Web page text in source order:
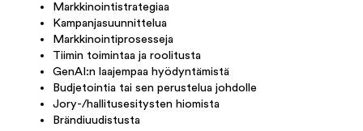
Markkinointistrategiaa
Kampanjasuunnittelua
Markkinointiprosesseja
Tiimin toimintaa ja roolitusta
GenAI:n laajempaa hyödyntämistä
Budjetointia tai sen perustelua johdolle
Jory-/hallitusesitysten hiomista
Brändiuudistusta